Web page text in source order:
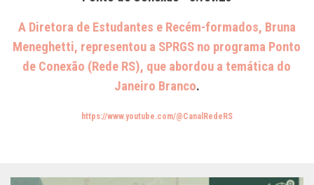
A Diretora de Estudantes e Recém-formados, Bruna
Meneghetti, representou a SPRGS no programa Ponto
de Conexão (Rede RS), que abordou a temática do
Janeiro Branco.
https://www.youtube.com/@CanalRedeRS